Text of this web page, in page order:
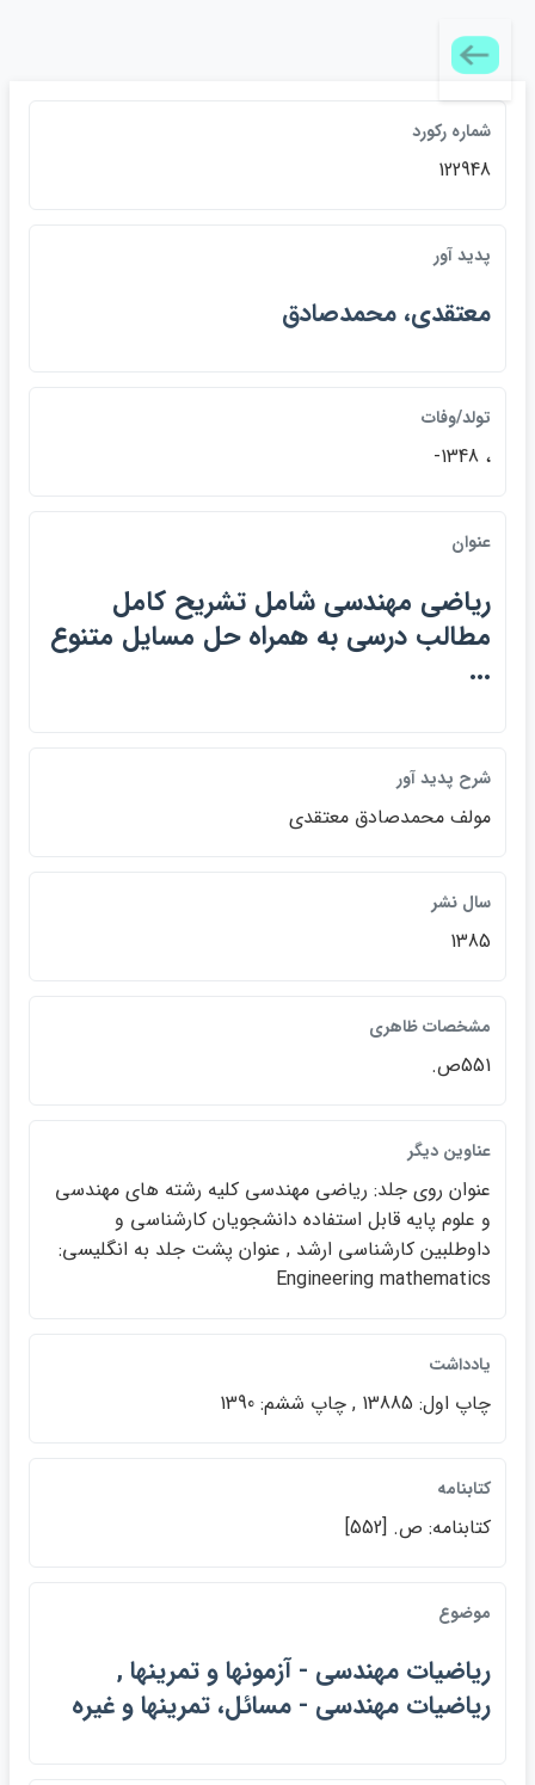
شماره ركورد
122948
پديد آور
م‍ع‍ت‍ق‍دي‌، م‍ح‍م‍دص‍ادق‌
تولد/وفات
، 1348-
عنوان
رياضي مهندسي شامل تشريح كامل
مطالب درسي به همراه حل مسايل متنوع
...
شرح پديد آور
مولف محمدصادق معتقدي
سال نشر
1385
مشخصات ظاهري
551ص.
عناوين ديگر
عنوان روي جلد: رياضي مهندسي كليه رشته هاي مهندسي
و علوم پايه قابل استفاده دانشجويان كارشناسي و
داوطلبين كارشناسي ارشد , عنوان پشت جلد به انگليسي:
Engineering mathematics
يادداشت
چاپ اول: 13885 , چاپ ششم: 1390
كتابنامه
كتابنامه: ص. [552]
موضوع
رياضيات مهندسي - آزمونها و تمرينها ,
رياضيات مهندسي - مسائل، تمرينها و غيره